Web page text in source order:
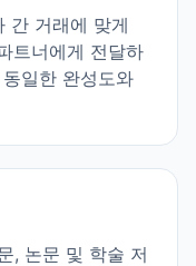
간 거래에 맞게
트너에게 전달하
일한 완성도와
, 논문 및 학술 저